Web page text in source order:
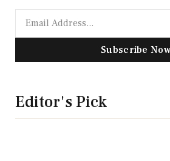
Subscribe
Editor's Pick